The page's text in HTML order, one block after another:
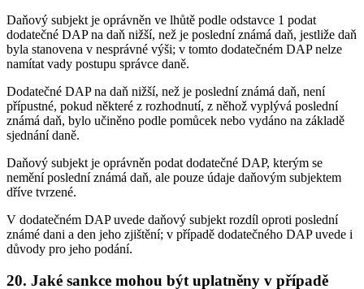
Daňový subjekt je oprávněn ve lhůtě podle odstavce 1 podat
dodatečné DAP na daň nižší, než je poslední známá daň, jestliže daň
byla stanovena v nesprávné výši; v tomto dodatečném DAP nelze
namítat vady postupu správce daně.
Dodatečné DAP na daň nižší, než je poslední známá daň, není
přípustné, pokud některé z rozhodnutí, z něhož vyplývá poslední
známá daň, bylo učiněno podle pomůcek nebo vydáno na základě
sjednání daně.
Daňový subjekt je oprávněn podat dodatečné DAP, kterým se
nemění poslední známá daň, ale pouze údaje daňovým subjektem
dříve tvrzené.
V dodatečném DAP uvede daňový subjekt rozdíl oproti poslední
známé dani a den jeho zjištění; v případě dodatečného DAP uvede i
důvody pro jeho podání.
20. Jaké sankce mohou být uplatněny v případě